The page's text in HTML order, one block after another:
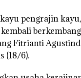
pengrajin
Fitrianti
(18/6).